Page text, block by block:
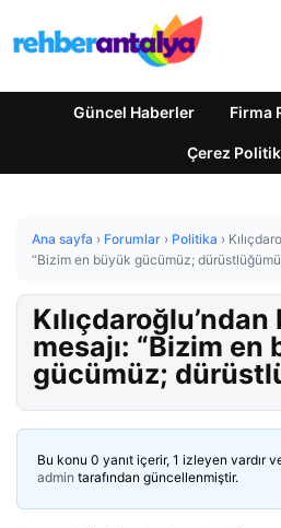
Güncel Haberler Firma
Çerez
Ana sayfa › Forumlar › Politika ›
“Bizim en büyük gücümüz;
mesajı: “Bizim en
gücümüz;
Bu konu 0 yanıt içerir, 1 izleyen vardır
admin tarafından güncellenmiştir.